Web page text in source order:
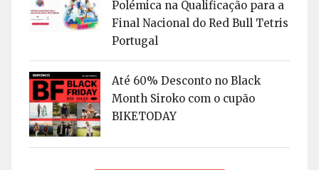
Polémica na Qualificação para a
Final Nacional do Red Bull Tetris
Portugal
Até 60% Desconto no Black
Month Siroko com o cupão
BIKETODAY